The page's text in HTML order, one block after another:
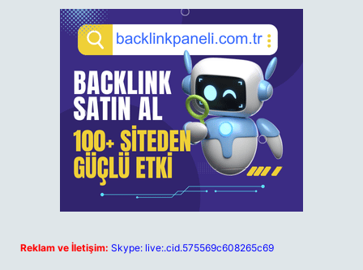
Reklam ve İletişim: Skype: live:.cid.575569c608265c69